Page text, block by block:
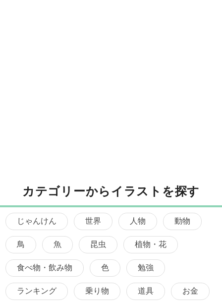
カテゴリーからイラストを探す
じゃんけん 世界 人物 動物
鳥 魚 昆虫 植物・花
食べ物・飲み物 色 勉強
ランキング 乗り物 道具 お金